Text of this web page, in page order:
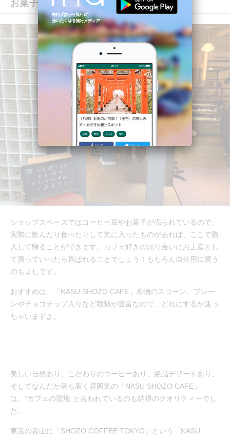
お菓子やコーヒー豆を買って帰れる！
ショップスペースではコーヒー豆やお菓子が売られているので、
実際に飲んだり食べたりして気に入ったものがあれば、ここで購
入して帰ることができます。カフェ好きの知り合いにお土産とし
て買っていったら喜ばれることでしょう！もちろん自分用に買う
のもよしです。
おすすめは、「NASU SHOZO CAFE」名物のスコーン。プレー
ンやチョコチップ入りなど種類が豊富なので、どれにするか迷っ
ちゃいますよ。
美しい自然あり、こだわりのコーヒーあり、絶品デザートあり、
そしてなんだか落ち着く雰囲気の「NASU SHOZO CAFE」
は、“カフェの聖地”と言われているのも納得のクオリティーでし
た。
東京の青山に「SHOZO COFFEE TOKYO」という「NASU